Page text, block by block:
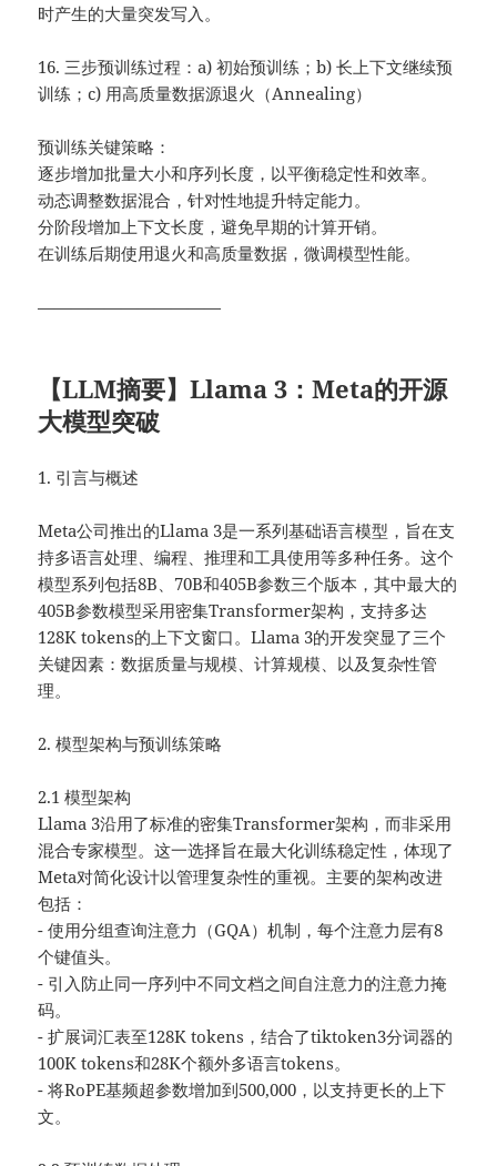
时产生的大量突发写入。
16. 三步预训练过程：a) 初始预训练；b) 长上下文继续预
训练；c) 用高质量数据源退火（Annealing）
预训练关键策略：
逐步增加批量大小和序列长度，以平衡稳定性和效率。
动态调整数据混合，针对性地提升特定能力。
分阶段增加上下文长度，避免早期的计算开销。
在训练后期使用退火和高质量数据，微调模型性能。
———————————
【LLM摘要】Llama 3：Meta的开源
大模型突破
1. 引言与概述
Meta公司推出的Llama 3是一系列基础语言模型，旨在支
持多语言处理、编程、推理和工具使用等多种任务。这个
模型系列包括8B、70B和405B参数三个版本，其中最大的
405B参数模型采用密集Transformer架构，支持多达
128K tokens的上下文窗口。Llama 3的开发突显了三个
关键因素：数据质量与规模、计算规模、以及复杂性管
理。
2. 模型架构与预训练策略
2.1 模型架构
Llama 3沿用了标准的密集Transformer架构，而非采用
混合专家模型。这一选择旨在最大化训练稳定性，体现了
Meta对简化设计以管理复杂性的重视。主要的架构改进
包括：
- 使用分组查询注意力（GQA）机制，每个注意力层有8
个键值头。
- 引入防止同一序列中不同文档之间自注意力的注意力掩
码。
- 扩展词汇表至128K tokens，结合了tiktoken3分词器的
100K tokens和28K个额外多语言tokens。
- 将RoPE基频超参数增加到500,000，以支持更长的上下
文。